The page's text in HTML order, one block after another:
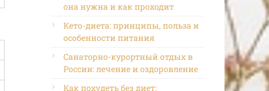
она нужна и как проходит
Кето-диета: принципы, польза и
особенности питания
Санаторно-курортный отдых в
России: лечение и оздоровление
Как похудеть без диет: